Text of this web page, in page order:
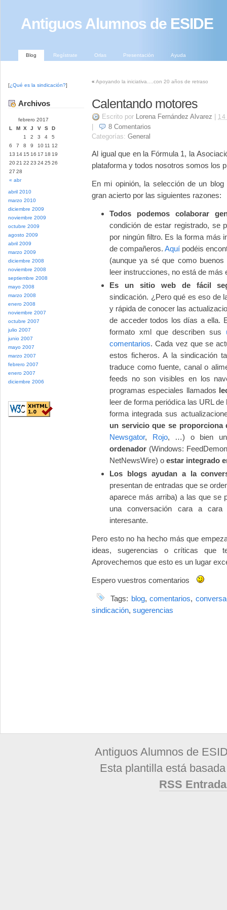
Antiguos Alumnos de ESIDE
Blog Regístrate Orlas Presentación Ayuda
[¿Qué es la sindicación?]
Archivos
febrero 2017
L
M X J V S D
« abr
1 2 3 4
5
6
7 8 9 10 11 12
13 14 15 16 17 18 19
2021 22 23 2425 26
27 28
abril 2010
marzo 2010
diciembre 2009
noviembre 2009
octubre 2009
agosto 2009
abril 2009
marzo 2009
diciembre 2008
noviembre 2008
septiembre 2008
mayo 2008
marzo 2008
enero 2008
noviembre 2007
octubre 2007
julio 2007
junio 2007
mayo 2007
marzo 2007
febrero 2007
enero 2007
diciembre 2006
« Apoyando la iniciativa….con 20 años de retraso
Calentando motores
Escrito por Lorena Fernández Alvarez 14
8 Comentarios
Categorías: General
Al igual que en la Fórmula 1, la
plataforma y todos nosotros somos los
En mi opinión, la selección de un
gran acierto por las siguientes razones:
Todos podemos colaborar
condición de estar registrado, se
por ningún filtro. Es la forma más
de compañeros.Aquí podéis
(aunque ya sé que como
leer instrucciones, no está de más
Es un sitio web de fácil
sindicación. ¿Pero qué es eso de
y rápida de conocer las
de acceder todos los días a ella.
formato xml que describen sus
comentarios. Cada vez que se
estos ficheros. A la sindicación
traduce como fuente, canal o
feeds no son visibles en los
programas especiales llamados
leer de forma periódica las URL
forma integrada sus
un servicio que se proporciona
Newsgator, Rojo, …) o bien
ordenador (Windows:
NetNewsWire) o estar integrado
Los blogs ayudan a la
presentan de entradas que se
aparece más arriba) a las que se
una conversación cara a cara
interesante.
Pero esto no ha hecho más que
ideas, sugerencias o críticas que
Aprovechemos que esto es un lugar
Espero vuestros comentarios
Tags: blog,comentarios,
sindicación, sugerencias
Antiguos Alumnos de
Esta plantilla está
RSS